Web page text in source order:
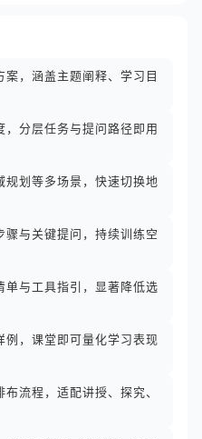
，涵盖主题阐释、学习目
，分层任务与提问路径即用
规划等多场景，快速切换地
与关键提问，持续训练空
单与工具指引，显著降低选
例，课堂即可量化学习表现
流程，适配讲授、探究、